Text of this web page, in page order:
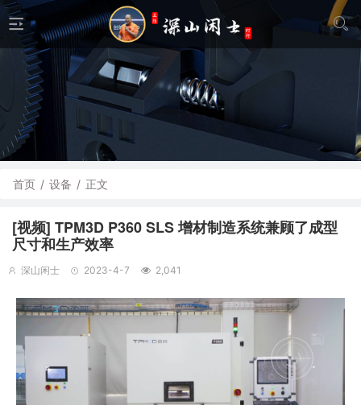
首页 / 设备 / 正文
[视频] TPM3D P360 SLS 增材制造系统兼顾了成型
尺寸和生产效率
深山闲士 2023-4-7 2,041